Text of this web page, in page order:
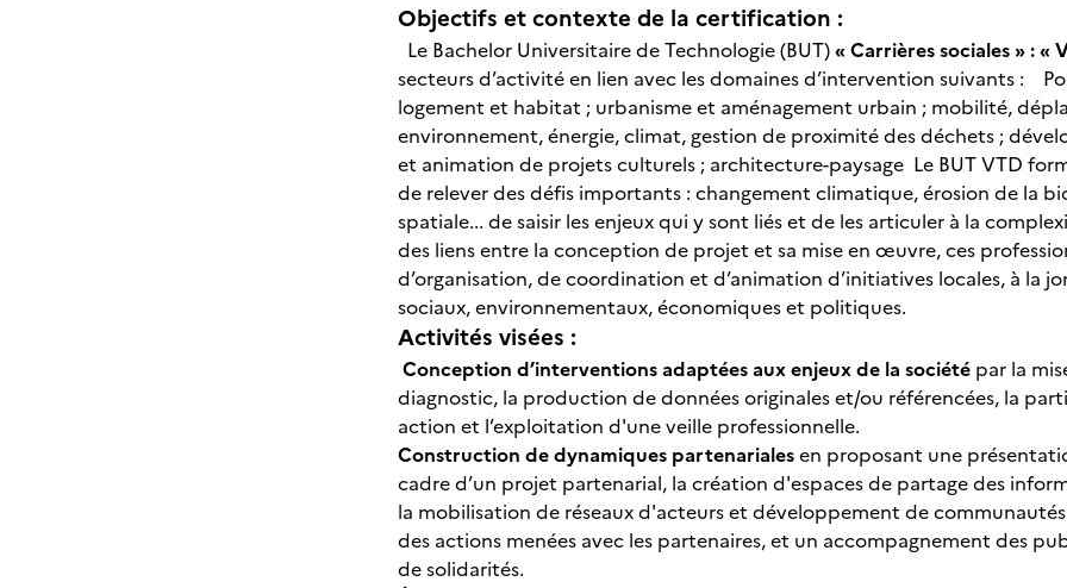
Objectifs et contexte de la certification :
Le Bachelor Universitaire de Technologie (BUT)« Carrières sociales » :
secteurs d’activité en lien avec les domaines d’intervention suivants :
logement et habitat ; urbanisme et aménagement urbain ; mobilité,
environnement, énergie, climat, gestion de proximité des déchets ;
et animation de projets culturels ; architecture-paysage Le BUT VTD
de relever des défis importants : changement climatique, érosion de la
spatiale... de saisir les enjeux qui y sont liés et de les articuler à la
des liens entre la conception de projet et sa mise en œuvre, ces
d’organisation, de coordination et d’animation d’initiatives locales, à la
sociaux, environnementaux, économiques et politiques.
Activités visées :
Conception d’interventions adaptées aux enjeux de la société par la
diagnostic, la production de données originales et/ou référencées, la
action et l’exploitation d'une veille professionnelle.
Construction de dynamiques partenarialesen proposant une
cadre d’un projet partenarial, la création d'espaces de partage des
la mobilisation de réseaux d'acteurs et développement de
des actions menées avec les partenaires, et un accompagnement des
de solidarités.